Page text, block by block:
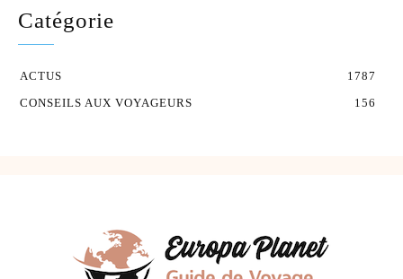
Catégorie
ACTUS
1787
CONSEILS AUX VOYAGEURS
156